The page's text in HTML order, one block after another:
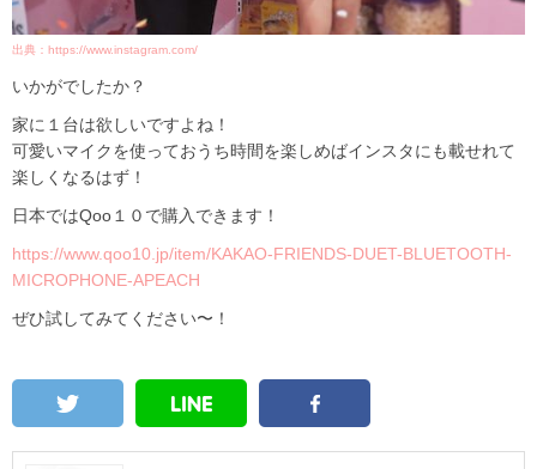
出典：https://www.instagram.com/
いかがでしたか？
家に１台は欲しいですよね！
可愛いマイクを使っておうち時間を楽しめばインスタにも載せれて
楽しくなるはず！
日本ではQoo１０で購入できます！
https://www.qoo10.jp/item/KAKAO-FRIENDS-DUET-BLUETOOTH-
MICROPHONE-APEACH
ぜひ試してみてください〜！